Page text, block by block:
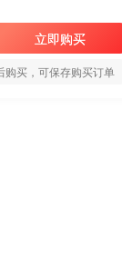
立即购买
购买，可保存购买订单